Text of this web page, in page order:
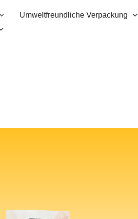
Umweltfreundliche Verpackung